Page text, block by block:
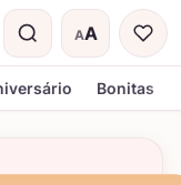
AA
Tamanho do
Bonitas